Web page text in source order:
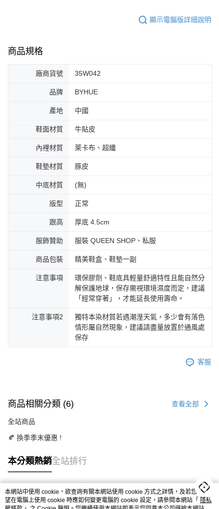
顯示電腦版詳細說明
商品規格
廠商貨號 35W042
品牌 BYHUE
產地 中國
鞋面材質 牛貼皮
內裡材質 萊卡布、超纖
鞋墊材質 豚皮
中底材質 (無)
版型 正常
跟高 厚底 4.5cm
服飾贊助 服裝 QUEEN SHOP、私服
商品包裝 精美鞋盒、鞋墊一副
注意事項
環保膠劑、鞋底具輕量舒適特性且能自然分
解保護地球，保存需視環境濕度而定，建議
「經常穿著」，才能延長使用壽命。
注意事項2
獨特本染材質若遇潮溼天氣，多少會有落色
情形屬自然現象，建議請盡量放置於通風處
保存
客服
商品相關分類 (6) 查看全部
全站商品
🍂 換季季末優惠 !
本分類熱銷全站排行
熱門標籤
本網站中使用 cookie，欲查詢有關本網站使用 cookie 方式之詳情，及若您不希
望在電腦上使用 cookie 時應如何變更電腦的 cookie 設定，請參閱本網站「 隱私
BYHUE >> 8月雙雙節 <<
✦ 08/08 Sat. 23:59 前
✦ 領券結帳即享 88 折